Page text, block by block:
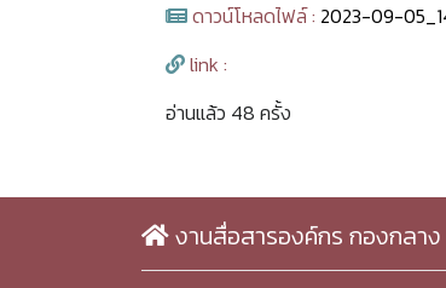
ดาวน์โหลดไฟล์ : 2023-09-
link :
อ่านแล้ว 48 ครั้ง
งานสื่อสารองค์กร กองกลา